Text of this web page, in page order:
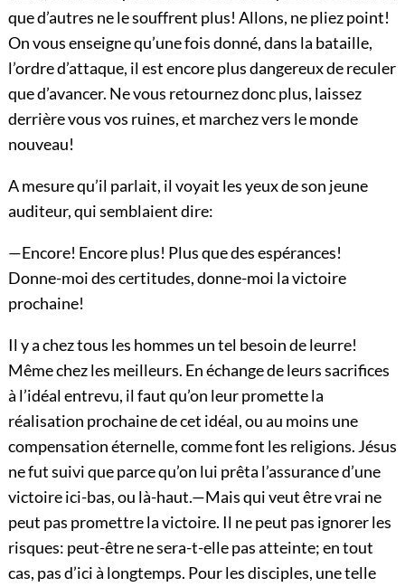
que d’autres ne le souffrent plus! Allons, ne pliez point!
On vous enseigne qu’une fois donné, dans la bataille,
l’ordre d’attaque, il est encore plus dangereux de reculer
que d’avancer. Ne vous retournez donc plus, laissez
derrière vous vos ruines, et marchez vers le monde
nouveau!
A mesure qu’il parlait, il voyait les yeux de son jeune
auditeur, qui semblaient dire:
—Encore! Encore plus! Plus que des espérances!
Donne-moi des certitudes, donne-moi la victoire
prochaine!
Il y a chez tous les hommes un tel besoin de leurre!
Même chez les meilleurs. En échange de leurs sacrifices
à l’idéal entrevu, il faut qu’on leur promette la
réalisation prochaine de cet idéal, ou au moins une
compensation éternelle, comme font les religions. Jésus
ne fut suivi que parce qu’on lui prêta l’assurance d’une
victoire ici-bas, ou là-haut.—Mais qui veut être vrai ne
peut pas promettre la victoire. Il ne peut pas ignorer les
risques: peut-être ne sera-t-elle pas atteinte; en tout
cas, pas d’ici à longtemps. Pour les disciples, une telle